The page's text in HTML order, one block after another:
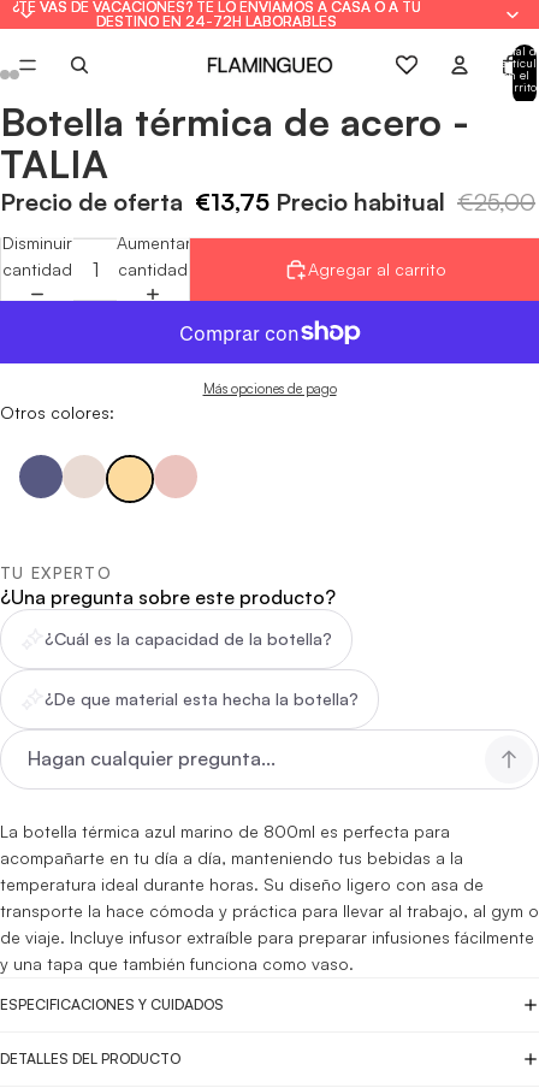
¿TE VAS DE VACACIONES? TE LO ENVIAMOS A CASA O A TU
DESTINO EN 24-72H LABORABLES
¿TE VAS DE VACACIONES? TE LO ENVIAMOS A CASA O A TU
DESTINO EN 24-72H LABORABLES
Total
en el
carrito:
Abrir
imagen
pantalla
Abrir
imagen
pantalla
Abrir
imagen
pantalla
Abrir
imagen
pantalla
Abrir
imagen
pantalla
Abrir
imagen
pantalla
Abrir
imagen
pantalla
Abrir
imagen
pantalla
Botella térmica de acero -
TALIA
Precio de oferta €13,75 Precio habitual €25,00
Disminuir
cantidad
Aumentar
cantidad
Agregar al carrito
Más opciones de pago
Otros colores:
TU EXPERTO
¿Una pregunta sobre este producto?
¿Cuál es la capacidad de la botella?
¿De que material esta hecha la botella?
La botella térmica azul marino de 800ml es perfecta para
acompañarte en tu día a día, manteniendo tus bebidas a la
temperatura ideal durante horas. Su diseño ligero con asa de
transporte la hace cómoda y práctica para llevar al trabajo, al gym o
de viaje. Incluye infusor extraíble para preparar infusiones fácilmente
y una tapa que también funciona como vaso.
ESPECIFICACIONES Y CUIDADOS
DETALLES DEL PRODUCTO